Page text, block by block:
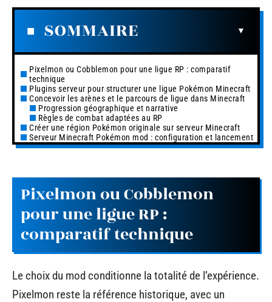
SOMMAIRE
Pixelmon ou Cobblemon pour une ligue RP : comparatif
technique
Plugins serveur pour structurer une ligue Pokémon Minecraft
Concevoir les arènes et le parcours de ligue dans Minecraft
Progression géographique et narrative
Règles de combat adaptées au RP
Créer une région Pokémon originale sur serveur Minecraft
Serveur Minecraft Pokémon mod : configuration et lancement
Pixelmon ou Cobblemon
pour une ligue RP :
comparatif technique
Le choix du mod conditionne la totalité de l’expérience.
Pixelmon reste la référence historique, avec un